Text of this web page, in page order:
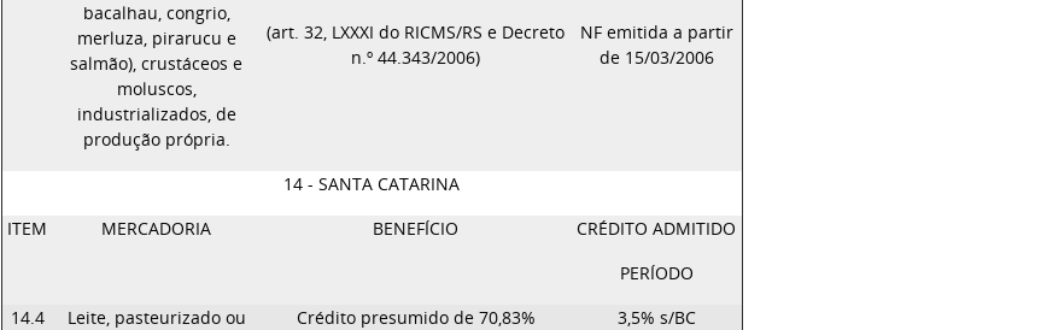
bacalhau, congrio,
merluza, pirarucu e
salmão), crustáceos e
moluscos,
industrializados, de
produção própria.
(art. 32, LXXXI do RICMS/RS e Decreto
n.º 44.343/2006)
NF emitida a partir
de 15/03/2006
14 - SANTA CATARINA
ITEM
MERCADORIA BENEFÍCIO
CRÉDITO ADMITIDO
PERÍODO
14.4
Leite, pasteurizado ou
Crédito presumido de 70,83%
3,5% s/BC